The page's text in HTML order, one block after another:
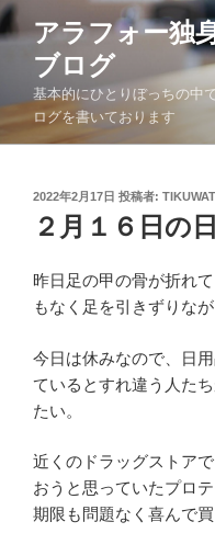
コ
ン
へ
アラフォー独
ブログ
基本的にひとりぼっちの中
ログを書いております
投
稿
日:
2022年2月17日 投稿者:
２月１６日の
昨日足の甲の骨が折れ
もなく足を引きずりな
今日は休みなので、日
ているとすれ違う人た
たい。
近くのドラッグストア
おうと思っていたプロ
期限も問題なく喜んで買